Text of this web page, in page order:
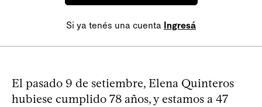
Si ya tenés una cuenta Ingresá
El pasado 9 de setiembre, Elena Quinteros
hubiese cumplido 78 años, y estamos a 47